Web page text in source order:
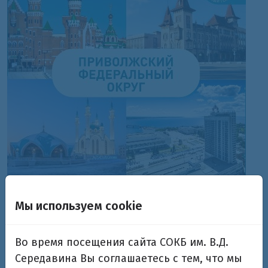
Объявлен старт Народного голосования за самый
И мы точно знаем, кто достоин победы —
Мы используем cookie
Во время посещения сайта СОКБ им. В.Д.
Середавина Вы соглашаетесь с тем, что мы